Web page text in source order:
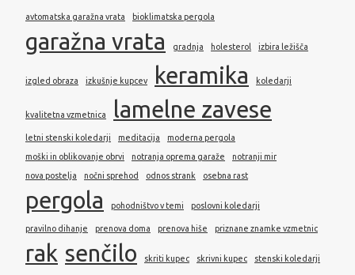
avtomatska garažna vrata bioklimatska pergola
garažna vrata gradnja holesterol izbira ležišča
izgled obraza izkušnje kupcev keramika koledarji
kvalitetna vzmetnica lamelne zavese
letni stenski koledarji meditacija
moderna pergola
moški in oblikovanje obrvi
notranja oprema garaže
notranji mir
nova postelja
nočni sprehod odnos strank osebna rast
pergola pohodništvo v temi poslovni koledarji
pravilno dihanje prenova doma prenova hiše priznane znamke vzmetnic
rak senčilo skriti kupec skrivni kupec stenski koledarji